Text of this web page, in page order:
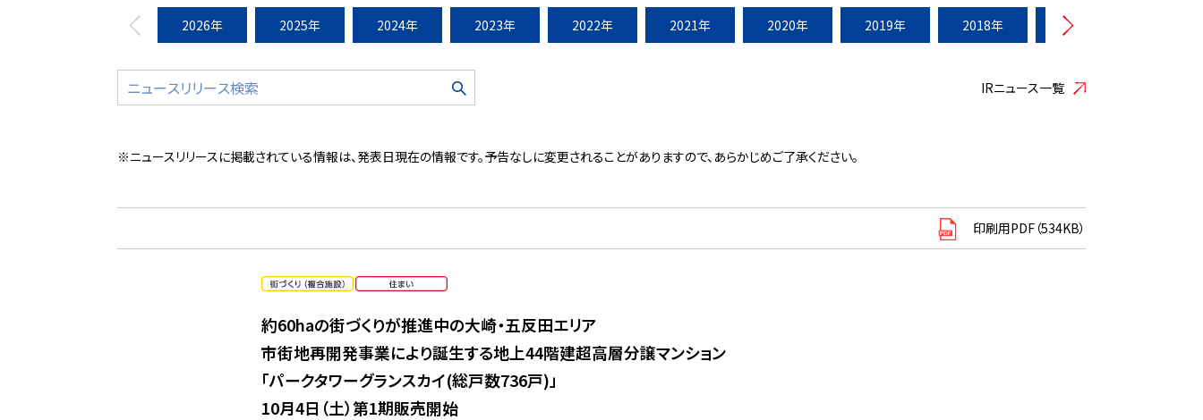
2026年 2025年 2024年 2023年 2022年 2021年 2020年 2019年 2018年 2017年
IRニュース一覧
※ニュースリリースに掲載されている情報は、発表日現在の情報です。予告なしに変更されることがありますので、あらかじめご了承ください。
印刷用PDF（534KB）
約60haの街づくりが推進中の大崎・五反田エリア
市街地再開発事業により誕生する地上44階建超高層分譲マンション
「パークタワーグランスカイ(総戸数736戸)」
10月4日（土）第1期販売開始